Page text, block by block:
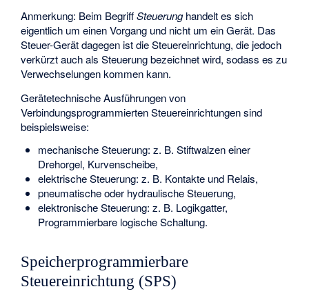
Anmerkung: Beim BegriffSteuerunghandelt es sich
eigentlich um einen Vorgang und nicht um ein Gerät. Das
Steuer-Gerät dagegen ist die Steuereinrichtung, die jedoch
verkürzt auch als Steuerung bezeichnet wird, sodass es zu
Verwechselungen kommen kann.
Gerätetechnische Ausführungen von
Verbindungsprogrammierten Steuereinrichtungen sind
beispielsweise:
mechanische Steuerung: z. B. Stiftwalzen einer
Drehorgel, Kurvenscheibe,
elektrische Steuerung: z. B. Kontakte und Relais,
pneumatische oder hydraulische Steuerung,
elektronische Steuerung: z. B. Logikgatter,
Programmierbare logische Schaltung.
Speicherprogrammierbare
Steuereinrichtung (SPS)